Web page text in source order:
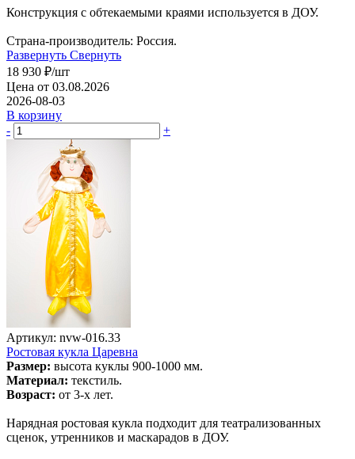
Конструкция с обтекаемыми краями используется в ДОУ.
Страна-производитель: Россия.
Развернуть Свернуть
18 930 ₽/шт
Цена от 03.08.2026
2026-08-03
В корзину
-
+
Артикул: nvw-016.33
Ростовая кукла Царевна
Размер: высота куклы 900-1000 мм.
Материал: текстиль.
Возраст: от 3-х лет.
Нарядная ростовая кукла подходит для театрализованных
сценок, утренников и маскарадов в ДОУ.